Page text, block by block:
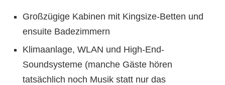
Großzügige Kabinen mit Kingsize-Betten und
ensuite Badezimmern
Klimaanlage, WLAN und High-End-
Soundsysteme (manche Gäste hören
tatsächlich noch Musik statt nur das